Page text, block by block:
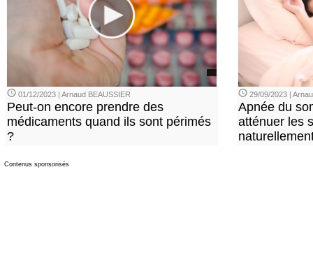
01/12/2023 | Arnaud BEAUSSIER
Peut-on encore prendre des
médicaments quand ils sont périmés
?
29/09/2023 |
Apnée du
atténuer les
Contenus sponsorisés